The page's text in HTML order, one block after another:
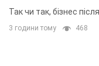
приміщень
Так чи так, бізнес
3 години тому 468